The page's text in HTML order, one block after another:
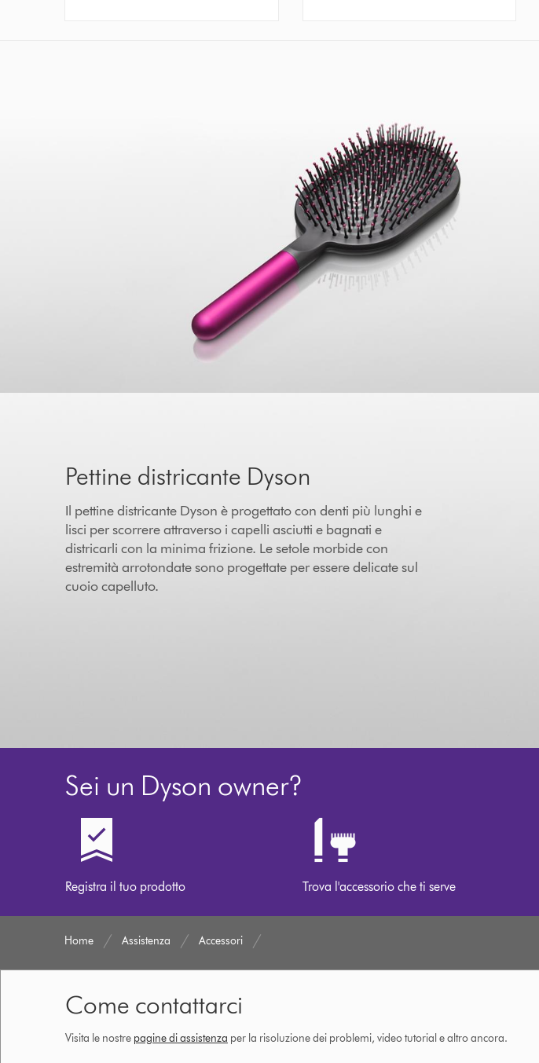
Pettine districante Dyson
Il pettine districante Dyson è progettato con denti più lunghi e
lisci per scorrere attraverso i capelli asciutti e bagnati e
districarli con la minima frizione. Le setole morbide con
estremità arrotondate sono progettate per essere delicate sul
cuoio capelluto.
Sei un Dyson owner?
Registra il tuo prodotto Trova l'accessorio che ti serve
Home Assistenza Accessori
Come contattarci
Visita le nostre pagine di assistenza per la risoluzione dei problemi, video tutorial e altro ancora.